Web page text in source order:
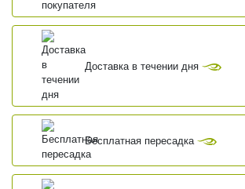
Доставка в течении дня
Бесплатная пересадка